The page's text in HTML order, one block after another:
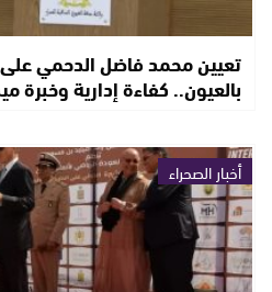
تعيين محمد فاضل الدحمي
بالعيون.. كفاءة إدارية وخبرة
أخبار الصحراء